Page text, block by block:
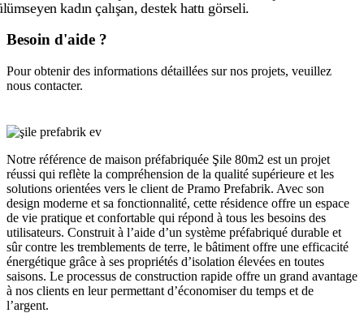
Besoin d'aide ?
Pour obtenir des informations détaillées sur nos projets, veuillez
nous contacter.
Notre référence de maison préfabriquée Şile 80m2 est un projet
réussi qui reflète la compréhension de la qualité supérieure et les
solutions orientées vers le client de Pramo Prefabrik. Avec son
design moderne et sa fonctionnalité, cette résidence offre un espace
de vie pratique et confortable qui répond à tous les besoins des
utilisateurs. Construit à l’aide d’un système préfabriqué durable et
sûr contre les tremblements de terre, le bâtiment offre une efficacité
énergétique grâce à ses propriétés d’isolation élevées en toutes
saisons. Le processus de construction rapide offre un grand avantage
à nos clients en leur permettant d’économiser du temps et de
l’argent.